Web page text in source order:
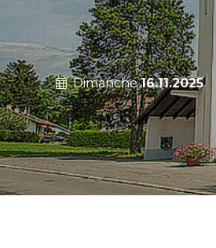
Dimanche16.11.2025